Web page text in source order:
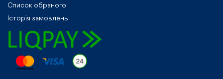
Список обраного
Історія замовлень